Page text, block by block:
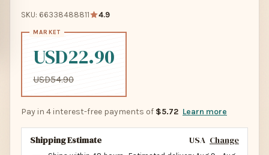
SKU: 66338488811 4.9
USD22.90
USD54.90
Pay in 4 interest-free payments of $5.72 Learn more
Shipping Estimate USA Change